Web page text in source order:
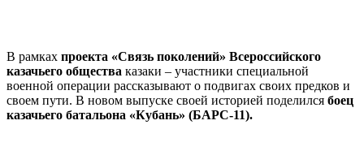
В рамках проекта «Связь поколений» Всероссийского
казачьего общества казаки – участники специальной
военной операции рассказывают о подвигах своих предков и
своем пути. В новом выпуске своей историей поделился боец
казачьего батальона «Кубань» (БАРС-11).